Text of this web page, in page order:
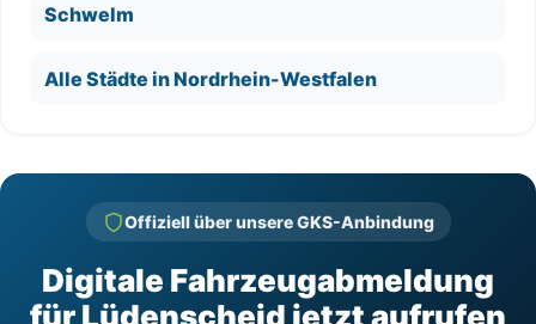
Schwelm
Alle Städte in Nordrhein-Westfalen
Offiziell über unsere GKS-Anbindung
Digitale Fahrzeugabmeldung
für Lüdenscheid jetzt aufrufen